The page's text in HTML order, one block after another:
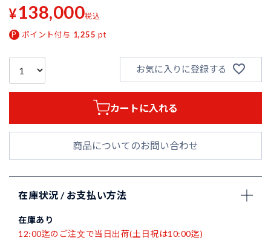
¥138,000税込
ポイント付与 1,255 pt
お気に入りに登録する
カートに入れる
商品についてのお問い合わせ
在庫状況 / お支払い方法
在庫あり
12:00迄のご注文で当日出荷(土日祝は10:00迄)